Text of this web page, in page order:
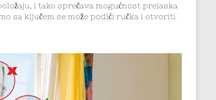
i tako sprečava mogućnost prelaska
sa ključem se može podići ručka i otvoriti